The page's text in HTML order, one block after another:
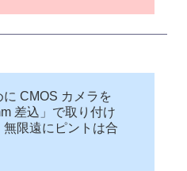
CMOS カメラを
差込」で取り付け
限遠にピントは合